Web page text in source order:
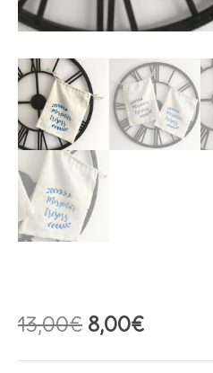
13,00€ Le
prix
initial
8,00€Le
actuel